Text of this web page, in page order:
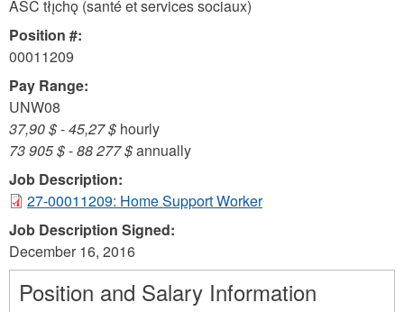
ASC tłı̨chǫ (santé et services sociaux)
Position #:
00011209
Pay Range:
UNW08
37,90 $-45,27 $ hourly
73 905 $-88 277 $annually
Job Description:
27-00011209: Home Support Worker
Job Description Signed:
December 16, 2016
Position and Salary Information